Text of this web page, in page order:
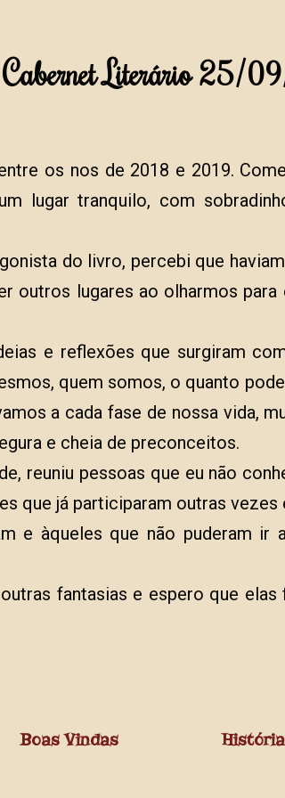
Literário 25/
os nos de 2018 e 2019.
lugar tranquilo, com
do livro, percebi que
outros lugares ao olharmos
e reflexões que surgiram
quem somos, o quanto
a cada fase de nossa vida,
e cheia de preconceitos.
reuniu pessoas que eu não
que já participaram outras
e àqueles que não puderam ir
fantasias e espero que
Boas Vindas